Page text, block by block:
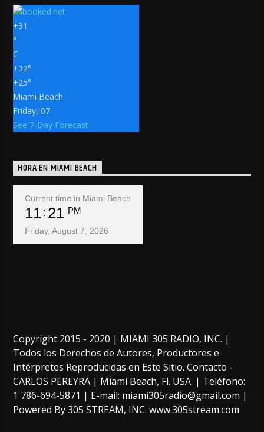
+31
°
C
+32°
+25°
Miami Beach
Friday, 07
See 7-Day Forecast
HORA EN MIAMI BEACH
Current time in Miami Beach
11 21 PM
Friday, August 7, 2026
Copyright 2015 - 2020 | MIAMI 305 RADIO, INC. |
Todos los Derechos de Autores, Productores e
Intérpretes Reproducidas en Este Sitio. Contacto -
CARLOS PEREYRA | Miami Beach, Fl. USA. | Teléfono:
1 786-694-5871 | E-mail: miami305radio@gmail.com |
Powered By 305 STREAM, INC. www.305stream.com